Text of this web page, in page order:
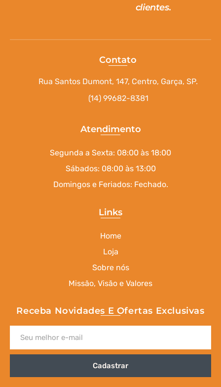
clientes.
Contato
Rua Santos Dumont, 147, Centro, Garça, SP.
(14) 99682-8381
Atendimento
Segunda a Sexta: 08:00 às 18:00
Sábados: 08:00 às 13:00
Domingos e Feriados: Fechado.
Links
Home
Loja
Sobre nós
Missão, Visão e Valores
Receba Novidades E Ofertas Exclusivas
Cadastrar